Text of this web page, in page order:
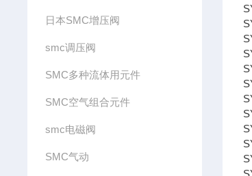
日本SMC增压阀
smc调压阀
SMC多种流体用元件
SMC空气组合元件
smc电磁阀
SMC气动